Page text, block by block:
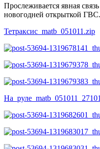
Прослеживается явная
новогодней открыткой ГВС.
Тетраксис_matb_051011.zip